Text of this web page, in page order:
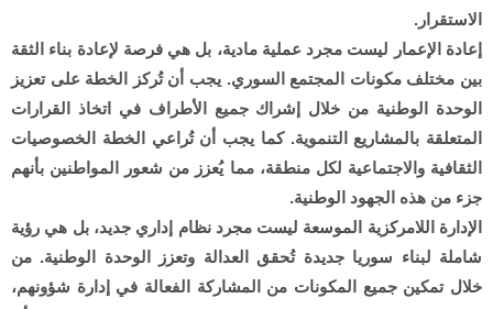
الاستقرار.
إعادة الإعمار ليست مجرد عملية مادية، بل هي فرصة لإعادة بناء الثقة
بين مختلف مكونات المجتمع السوري. يجب أن تُركز الخطة على تعزيز
الوحدة الوطنية من خلال إشراك جميع الأطراف في اتخاذ القرارات
المتعلقة بالمشاريع التنموية. كما يجب أن تُراعي الخطة الخصوصيات
الثقافية والاجتماعية لكل منطقة، مما يُعزز من شعور المواطنين بأنهم
جزء من هذه الجهود الوطنية.
الإدارة اللامركزية الموسعة ليست مجرد نظام إداري جديد، بل هي رؤية
شاملة لبناء سوريا جديدة تُحقق العدالة وتعزز الوحدة الوطنية. من
خلال تمكين جميع المكونات من المشاركة الفعالة في إدارة شؤونهم،